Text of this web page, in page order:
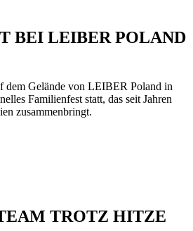
BEI LEIBER POLAND
dem Gelände von LEIBER Poland in
Familienfest statt, das seit Jahren
zusammenbringt.
TROTZ HITZE